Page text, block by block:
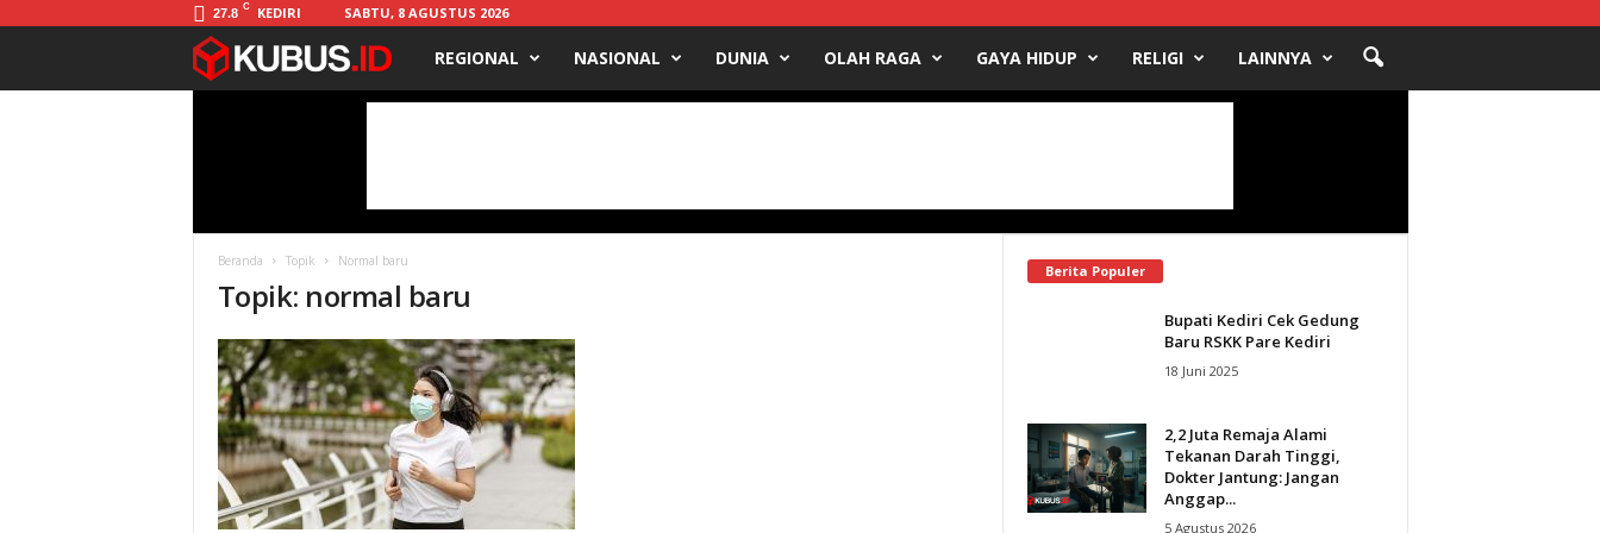
27.8 C KEDIRI SABTU, 8 AGUSTUS 2026
u
REGIONAL NASIONAL DUNIA OLAH RAGA GAYA HIDUP RELIGI LAINNYA
Beranda Topik Normal baru
Topik: normal baru
Berita Populer
Bupati Kediri Cek Gedung
Baru RSKK Pare Kediri
18 Juni 2025
2,2 Juta Remaja Alami
Tekanan Darah Tinggi,
Dokter Jantung: Jangan
Anggap...
5 Agustus 2026